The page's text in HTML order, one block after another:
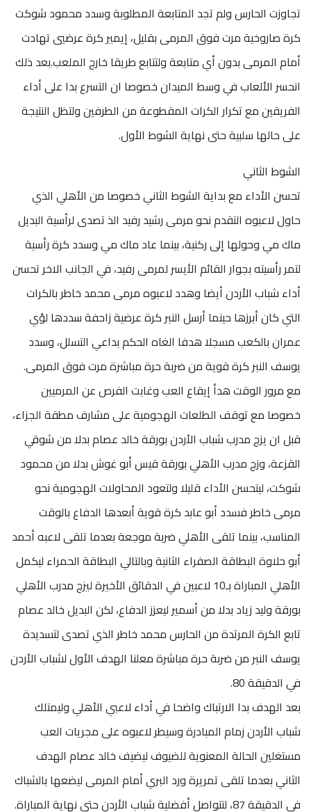
تجاوزت الحارس ولم تجد المتابعة المطلوبة وسدد محمود شوكت
كرة صاروخية مرت فوق المرمى بقليل، إيمير كرة عرضيي تهادت
أمام المرمى بدون أي متابعة ولتتابع طريقا خارج الملعب.بعد ذلك
انحسر الألعاب في وسط الميدان خصوصا ان التسرع بدا على أداء
الفريقين مع تكرار الكرات المقطوعة من الطرفين ولتظل النتيجة
على حالها سلبية حتى نهاية الشوط الأول.
الشوط الثاني
تحسن الأداء مع بداية الشوط الثاني خصوصا من الأهلي الذي
حاول لاعبوه التقدم نحو مرمى رشيد رفيد الذ تصدى لرأسية البديل
ماك مي وحولها إلى ركنية، بينما عاد ماك مي وسدد كرة رأسية
لتمر رأسيته بجوار القائم الأيسر لمرمى رفيد، في الجانب الاخر تحسن
أداء شباب الأردن أيضا وهدد لاعبوه مرمى محمد خاطر بالكرات
التي كان أبرزها حينما أرسل النبر كرة عرضية زاحفة سددها لؤي
عمران بالكعب مسجلا هدفا الغاه الحكم بداعي التسلل، وسدد
يوسف النبر كرة قوية من ضربة حرة مباشرة مرت فوق المرمى.
مع مرور الوقت هدأ إيقاع العب وغابت الفرص عن المرميين
خصوصا مع توقف الطلعات الهجومية على مشارف مطقة الجزاء،
قبل ان يزج مدرب شباب الأردن بورقة خالد عصام بدلا من شوقي
القزعة، وزج مدرب الأهلي بورقة قيس أبو غوش بدلا من محمود
شوكت، ليتحسن الأداء قليلا ولتعود المحاولات الهجومية نحو
مرمى خاطر فسدد أبو عابد كرة قوية أبعدها الدفاع بالوقت
المناسب، بينما تلقى الأهلي ضربة موجعة بعدما تلقى لاعبه أحمد
أبو حلاوة البطاقة الصفراء الثانية وبالتالي البطاقة الحمراء ليكمل
الأهلي المباراة بـ10 لاعبين في الدقائق الأخيرة ليزج مدرب الأهلي
بورقة وليد زياد بدلا من أسمير ليعزز الدفاع، لكن البديل خالد عصام
تابع الكرة المرتدة من الحارس محمد خاطر الذي تصدى لتسديدة
يوسف النبر من ضربة حرة مباشرة معلنا الهدف الأول لشباب الأردن
في الدقيقة 80.
بعد الهدف بدا الارتباك واضحا في أداء لاعبي الأهلي وليمتلك
شباب الأردن زمام المبادرة وسيطر لاعبوه على مجريات العب
مستغلين الحالة المعنوية للضيوف ليضيف خالد عصام الهدف
الثاني بعدما تلقى تمريرة ورد البري أمام المرمى ليضعها بالشباك
في الدقيقة 87، لتتواصل أفضلية شباب الأردن حتى نهاية المباراة.